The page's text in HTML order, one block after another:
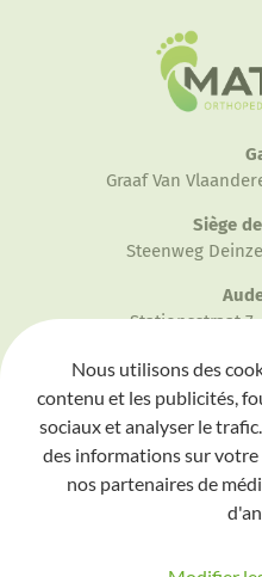
Graaf Van
Siège
Steenweg
Stationsstraat
Molenstraat
À
09
Nous utilisons des
contenu et les publicités,
sociaux et analyser le
des informations sur
nos partenaires de